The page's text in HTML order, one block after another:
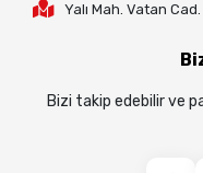
Yalı Mah. Vatan
Bizi takip edebilir ve